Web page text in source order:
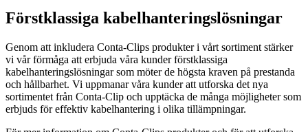
Förstklassiga kabelhanteringslösningar
Genom att inkludera Conta-Clips produkter i vårt sortiment stärker
vi vår förmåga att erbjuda våra kunder förstklassiga
kabelhanteringslösningar som möter de högsta kraven på prestanda
och hållbarhet. Vi uppmanar våra kunder att utforska det nya
sortimentet från Conta-Clip och upptäcka de många möjligheter som
erbjuds för effektiv kabelhantering i olika tillämpningar.